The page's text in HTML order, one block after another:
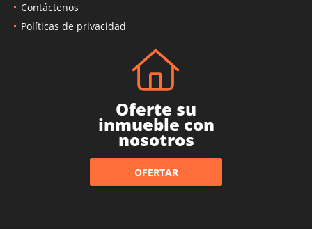
Contáctenos
Políticas de privacidad
Oferte su
inmueble con
nosotros
OFERTAR